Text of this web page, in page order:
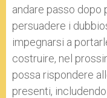
andare passo dopo
persuadere i
impegnarsi a
costruire, nel
possa rispondere
presenti,